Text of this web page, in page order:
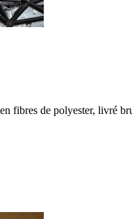
fibres de polyester, livré